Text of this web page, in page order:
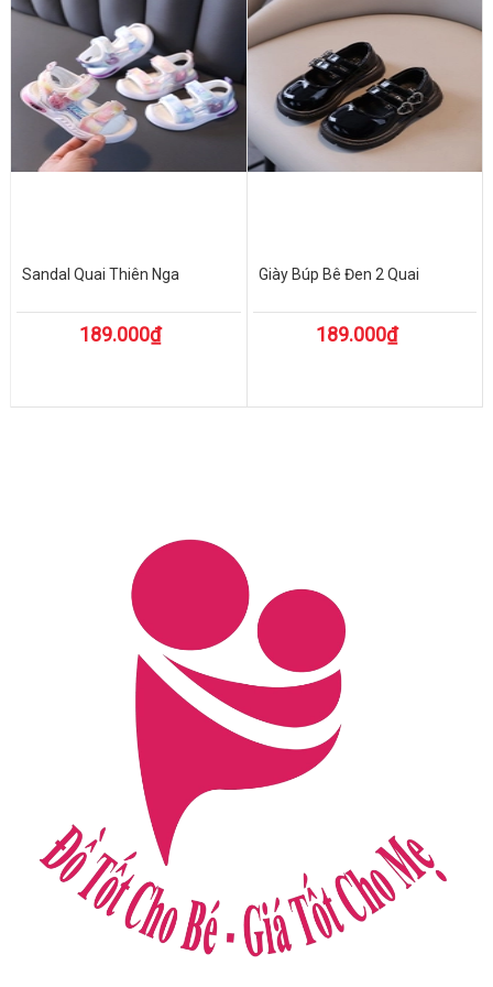
Sandal Quai Thiên Nga
189.000₫
Giày Búp Bê Đen 2 Quai
189.000₫